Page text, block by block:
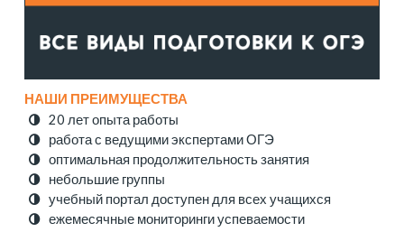
НАШИ ПРЕИМУЩЕСТВА
20 лет опыта работы
работа с ведущими экспертами ОГЭ
оптимальная продолжительность занятия
небольшие группы
учебный портал доступен для всех учащихся
ежемесячные мониторинги успеваемости